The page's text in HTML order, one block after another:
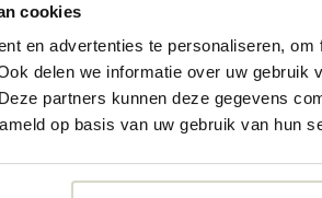
cookies
en advertenties te personaliseren,
delen we informatie over uw gebruik
partners kunnen deze gegevens
op basis van uw gebruik van hun